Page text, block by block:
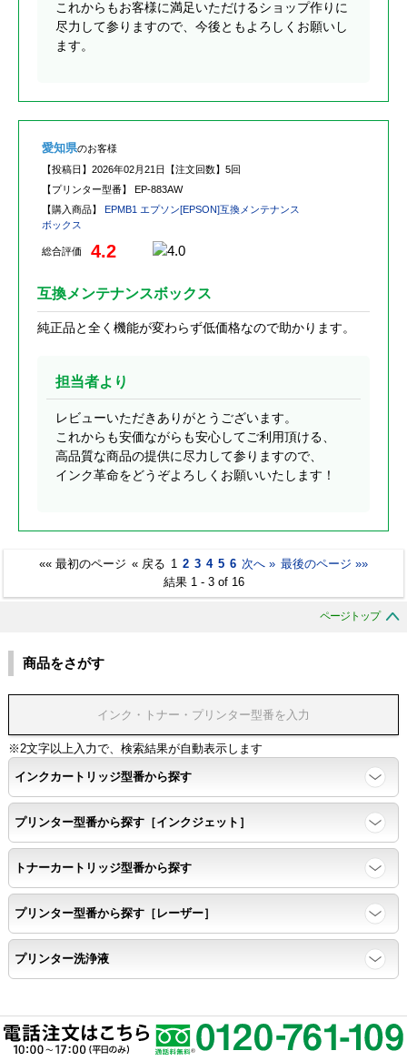
これからもお客様に満足いただけるショップ作りに
尽力して参りますので、今後ともよろしくお願いし
ます。
愛知県のお客様
【投稿日】 2026年02月21日 【注文回数】 5回
【プリンター型番】
EP-883AW
【購入商品】
EPMB1 エプソン[EPSON]互換メンテナンス
ボックス
総合評価 4.2
互換メンテナンスボックス
純正品と全く機能が変わらず低価格なので助かります。
担当者より
レビューいただきありがとうございます。
これからも安価ながらも安心してご利用頂ける、
高品質な商品の提供に尽力して参りますので、
インク革命をどうぞよろしくお願いいたします！
«« 最初のページ « 戻る 1 2 3 4 5 6 次へ » 最後のページ »»
結果 1 - 3 of 16
ページトップ
商品をさがす
※2文字以上入力で、検索結果が自動表示します
インクカートリッジ型番から探す
プリンター型番から探す［インクジェット］
トナーカートリッジ型番から探す
プリンター型番から探す［レーザー］
プリンター洗浄液